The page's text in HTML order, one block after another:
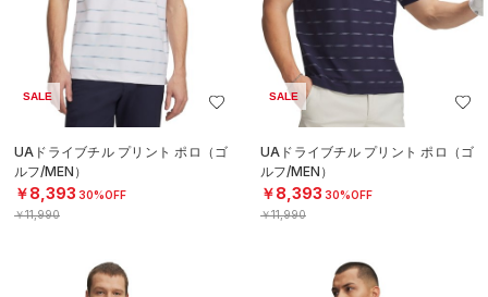
SALE
UAドライブチル プリント ポロ（ゴ
ルフ/MEN）
￥8,393 30%OFF
￥11,990
SALE
UAドライブチル プリント ポロ（ゴ
ルフ/MEN）
￥8,393 30%OFF
￥11,990